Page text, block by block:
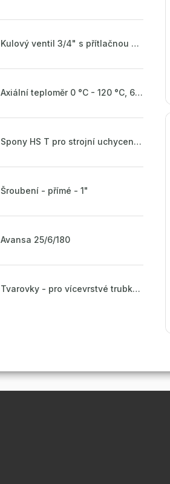
Kulový ventil 3/4" s přítlačnou maticí
Axiální teploměr 0 °C - 120 °C, 63 mm
Spony HS T pro strojní uchycení potrubí, svařené na vrchu do pasu
Šroubení - přímé - 1"
Avansa 25/6/180
Tvarovky - pro vícevrstvé trubky ALPEX - 16x2 ALU-EK